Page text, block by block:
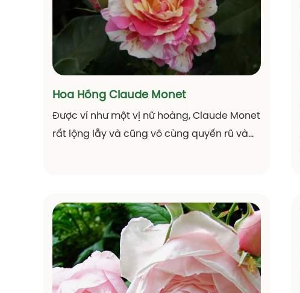
Hoa Hồng Claude Monet
Được ví như một vị nữ hoàng, Claude Monet
rất lộng lẫy và cũng vô cùng quyến rũ và
kiêu sa. Thuộc giống hoa hồng bụi, sở hữu
màu hồng sọc lạ mắt và độc đáo, hương